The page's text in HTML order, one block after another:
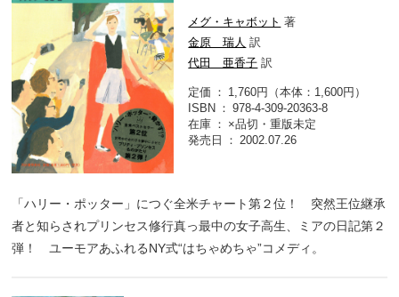
メグ・キャボット 著
金原 瑞人 訳
代田 亜香子 訳
定価
1,760円（本体：1,600円）
ISBN
978-4-309-20363-8
在庫
×品切・重版未定
発売日
2002.07.26
「ハリー・ポッター」につぐ全米チャート第２位！ 突然王位継承
者と知らされプリンセス修行真っ最中の女子高生、ミアの日記第２
弾！ ユーモアあふれるNY式“はちゃめちゃ”コメディ。